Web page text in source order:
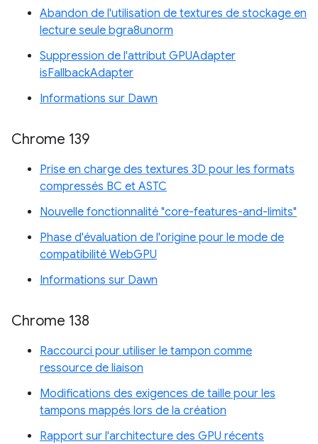
Abandon de l'utilisation de textures de stockage en
lecture seule bgra8unorm
Suppression de l'attribut GPUAdapter
isFallbackAdapter
Informations sur Dawn
Chrome 139
Prise en charge des textures 3D pour les formats
compressés BC et ASTC
Nouvelle fonctionnalité "core-features-and-limits"
Phase d'évaluation de l'origine pour le mode de
compatibilité WebGPU
Informations sur Dawn
Chrome 138
Raccourci pour utiliser le tampon comme
ressource de liaison
Modifications des exigences de taille pour les
tampons mappés lors de la création
Rapport sur l'architecture des GPU récents